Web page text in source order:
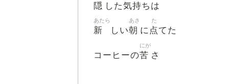
隠 した気持ちは
新
あたら
しい朝
あさ
に 点
た
てた
コーヒーの苦
にが
さ